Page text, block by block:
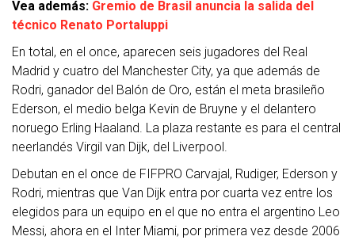
Vea además: Gremio de Brasil anuncia la salida del
técnico Renato Portaluppi
En total, en el once, aparecen seis jugadores del Real
Madrid y cuatro del Manchester City, ya que además de
Rodri, ganador del Balón de Oro, están el meta brasileño
Ederson, el medio belga Kevin de Bruyne y el delantero
noruego Erling Haaland. La plaza restante es para el central
neerlandés Virgil van Dijk, del Liverpool.
Debutan en el once de FIFPRO Carvajal, Rudiger, Ederson y
Rodri, mientras que Van Dijk entra por cuarta vez entre los
elegidos para un equipo en el que no entra el argentino Leo
Messi, ahora en el Inter Miami, por primera vez desde 2006